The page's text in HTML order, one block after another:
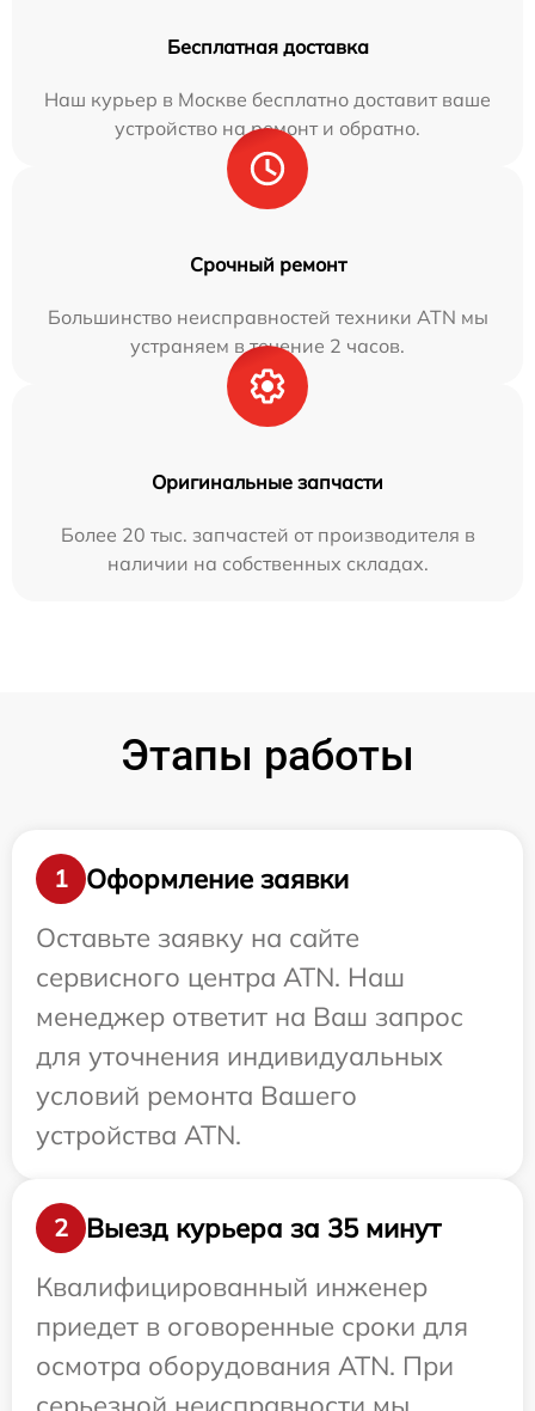
Бесплатная доставка
Наш курьер в Москве бесплатно доставит ваше
устройство на ремонт и обратно.
Срочный ремонт
Большинство неисправностей техники ATN мы
устраняем в течение 2 часов.
Оригинальные запчасти
Более 20 тыс. запчастей от производителя в
наличии на собственных складах.
Этапы работы
1
Оформление заявки
Оставьте заявку на сайте
сервисного центра ATN. Наш
менеджер ответит на Ваш запрос
для уточнения индивидуальных
условий ремонта Вашего
устройства ATN.
2
Выезд курьера за 35 минут
Квалифицированный инженер
приедет в оговоренные сроки для
осмотра оборудования ATN. При